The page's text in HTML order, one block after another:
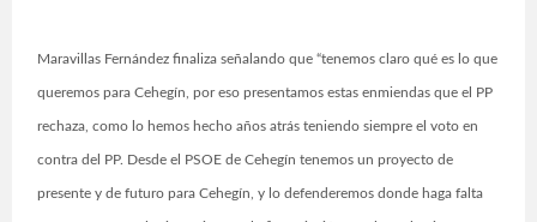
Maravillas Fernández finaliza señalando que “tenemos claro qué es lo que
queremos para Cehegín, por eso presentamos estas enmiendas que el PP
rechaza, como lo hemos hecho años atrás teniendo siempre el voto en
contra del PP. Desde el PSOE de Cehegín tenemos un proyecto de
presente y de futuro para Cehegín, y lo defenderemos donde haga falta